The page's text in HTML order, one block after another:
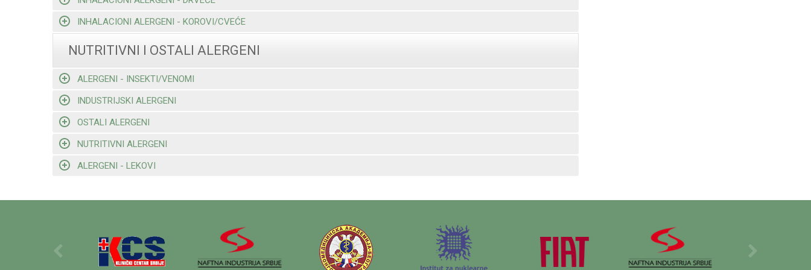
INHALACIONI ALERGENI - KOROVI/CVEĆE
NUTRITIVNI I OSTALI ALERGENI
ALERGENI - INSEKTI/VENOMI
INDUSTRIJSKI ALERGENI
OSTALI ALERGENI
NUTRITIVNI ALERGENI
ALERGENI - LEKOVI